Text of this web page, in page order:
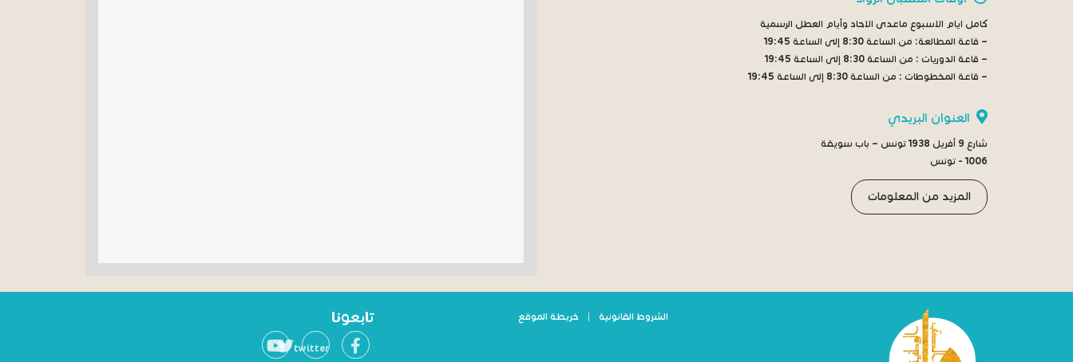
كامل ايام الاسبوع ماعدى الاحاد وأيام العطل الرسمية
– قاعة المطالعة: من الساعة 8:30 إلى الساعة 19:45
– قاعة الدوريات : من الساعة 8:30 إلى الساعة 19:45
– قاعة المخطوطات : من الساعة 8:30 إلى الساعة 19:45
العنوان البريدي
شارع 9 أفريل 1938 تونس – باب سويقة
1006 - تونس
المزيد من المعلومات
الشروط القانونية | خريطة الموقع تابعونا
twitter